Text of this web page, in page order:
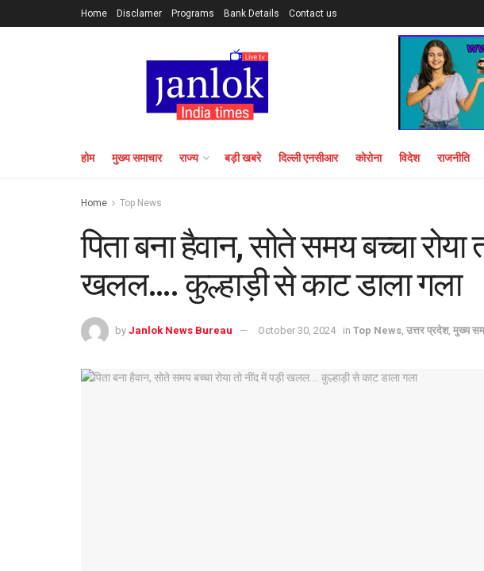
Home Disclamer Programs Bank Details Contact us
होम मुख्य समाचार राज्य बड़ी खबरे दिल्ली एनसीआर कोरोना विदेश राजनीति
Home Top News
पिता बना हैवान, सोते समय बच्चा रोया
खलल…. कुल्हाड़ी से काट डाला गला
by Janlok News Bureau October 30, 2024 in Top News उत्तर प्रदेश, मुख्य